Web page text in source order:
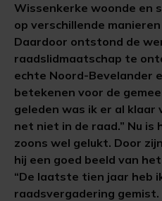
Wissenkerke woonde en
op verschillende
Daardoor ontstond de
raadslidmaatschap te
echte Noord-Bevelander
betekenen voor de
geleden was ik er al klaar
net niet in de raad.” Nu is
zoons wel gelukt. Door
hij een goed beeld van
“De laatste tien jaar heb
raadsvergadering